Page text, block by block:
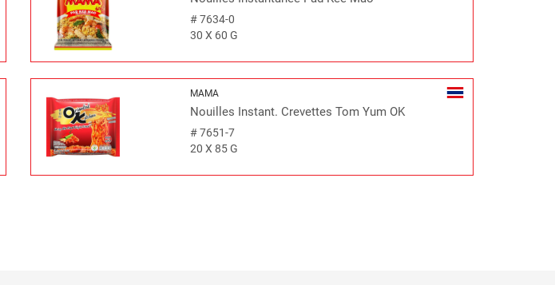
#7634-0
30 X 60 G
MAMA
Nouilles Instant. Crevettes Tom Yum OK
#7651-7
20 X 85 G